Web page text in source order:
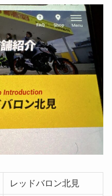
レッドバロン北見